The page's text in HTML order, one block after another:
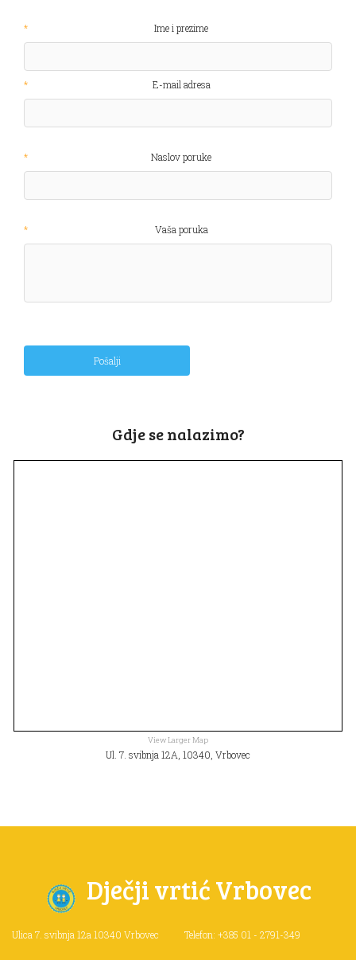
Ime i prezime
E-mail adresa
Naslov poruke
Vaša poruka
Pošalji
Gdje se nalazimo?
View Larger Map
Ul. 7. svibnja 12A, 10340, Vrbovec
Dječji vrtić Vrbovec
Telefon: +385 01 - 2791-349
Ulica 7. svibnja 12a 10340 Vrbovec